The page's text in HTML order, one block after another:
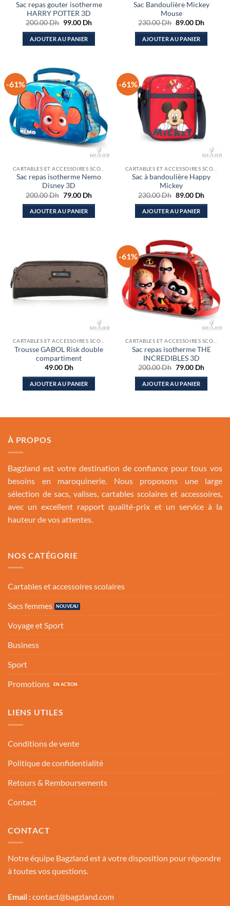
Sac repas gouter isotherme
HARRY POTTER 3D
200.00Dh Le
initial
était :
99.00 DhLe
actuel
AJOUTER AU PANIER
Sac Bandoulière Mickey
Mouse
230.00Dh Le
initial
était :
89.00 DhLe
actuel
AJOUTER AU PANIER
-61%
Sac repas isotherme Nemo
Disney 3D
200.00Dh Le
initial
était :
79.00 DhLe
actuel
AJOUTER AU PANIER
-61%
Sac à bandoulière Happy
Mickey
230.00Dh Le
initial
était :
89.00 DhLe
actuel
AJOUTER AU PANIER
Trousse GABOL Risk double
compartiment
49.00 Dh
AJOUTER AU PANIER
-61%
Sac repas isotherme THE
INCREDIBLES 3D
200.00Dh Le
initial
était :
79.00 DhLe
actuel
AJOUTER AU PANIER
À PROPOS
Bagzland est votre destination de confiance pour tous vos
besoins en maroquinerie. Nous proposons une large
sélection de sacs, valises, cartables scolaires et accessoires,
avec un excellent rapport qualité-prix et un service à la
hauteur de vos attentes.
NOS CATÉGORIE
Cartables et accessoires scolaires
Sacs femmes
Voyage et Sport
Business
Sport
Promotions
LIENS UTILES
Conditions de vente
Politique de confidentialité
Retours & Remboursements
Contact
CONTACT
Notre équipe Bagzland est à votre disposition pour répondre
à toutes vos questions.
Email :contact@bagzland.com